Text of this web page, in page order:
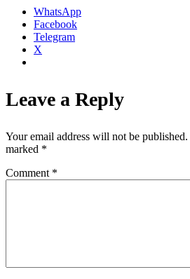
WhatsApp
Facebook
Telegram
X
Leave a Reply
Your email address will not be published.
marked *
Comment *